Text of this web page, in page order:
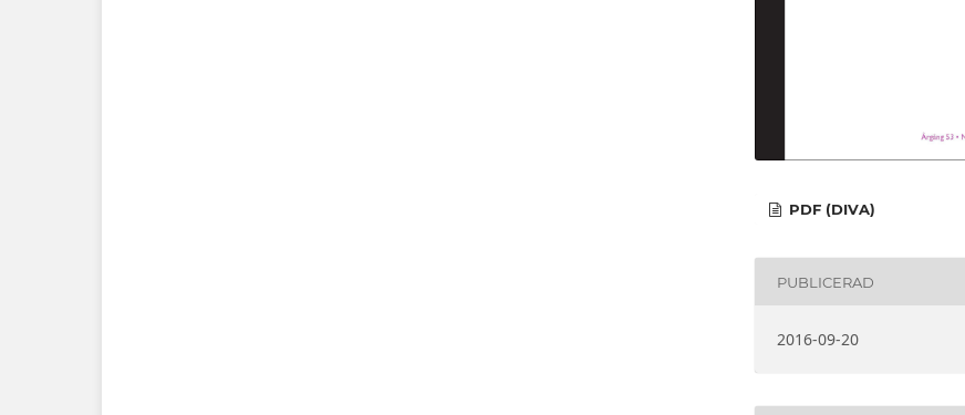
PDF (DIVA)
PUBLICERAD
2016-09-20